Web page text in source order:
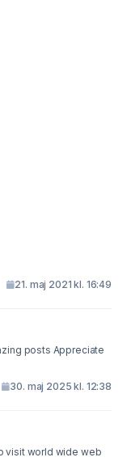
21. maj 2021 kl. 16:49
posts Appreciate
30. maj 2025 kl. 12:38
visit world wide web